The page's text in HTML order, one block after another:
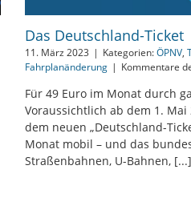
Das Deutschland-Ticket
11. März 2023 | Kategorien:ÖPNV,
Fahrplanänderung | Kommentare
Für 49 Euro im Monat durch
Voraussichtlich ab dem 1.
dem neuen „Deutschland-
Monat mobil – und das
Straßenbahnen, U-Bahnen, [...]